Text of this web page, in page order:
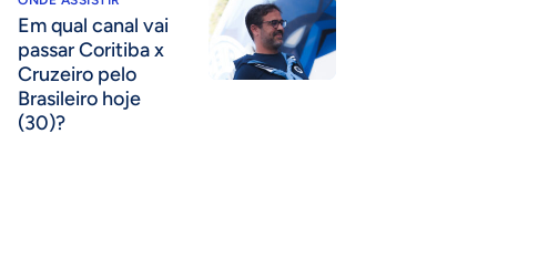
Em qual canal vai
passar Coritiba x
Cruzeiro pelo
Brasileiro hoje
(30)?